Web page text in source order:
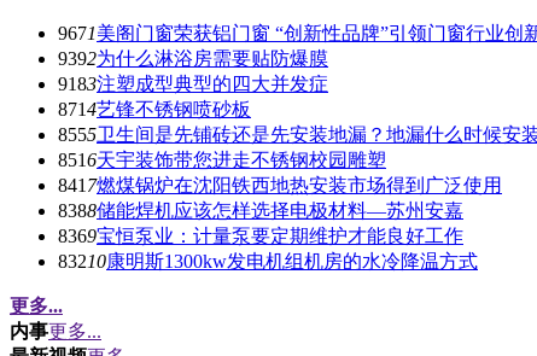
9671美阁门窗荣获铝门窗 “创新性品牌”引领门窗行业创
9392为什么淋浴房需要贴防爆膜
9183注塑成型典型的四大并发症
8714艺锋不锈钢喷砂板
8555卫生间是先铺砖还是先安装地漏？地漏什么时候安
8516天宇装饰带您进走不锈钢校园雕塑
841 7燃煤锅炉在沈阳铁西地热安装市场得到广泛使用
8388储能焊机应该怎样选择电极材料—苏州安嘉
8369宝恒泵业：计量泵要定期维护才能良好工作
83210康明斯1300kw发电机组机房的水冷降温方式
更多...
内事更多...